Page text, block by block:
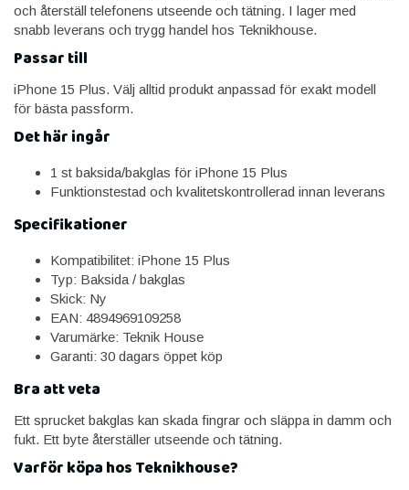
och återställ telefonens utseende och tätning. I lager med
snabb leverans och trygg handel hos Teknikhouse.
Passar till
iPhone 15 Plus. Välj alltid produkt anpassad för exakt modell
för bästa passform.
Det här ingår
1 st baksida/bakglas för iPhone 15 Plus
Funktionstestad och kvalitetskontrollerad innan leverans
Specifikationer
Kompatibilitet: iPhone 15 Plus
Typ: Baksida / bakglas
Skick: Ny
EAN: 4894969109258
Varumärke: Teknik House
Garanti: 30 dagars öppet köp
Bra att veta
Ett sprucket bakglas kan skada fingrar och släppa in damm och
fukt. Ett byte återställer utseende och tätning.
Varför köpa hos Teknikhouse?